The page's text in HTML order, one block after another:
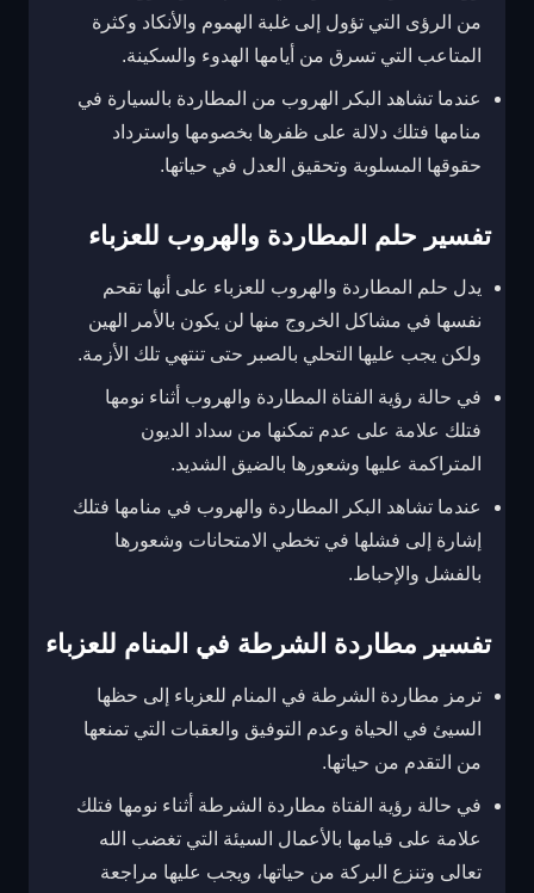
من الرؤى التي تؤول إلى غلبة الهموم والأنكاد وكثرة
المتاعب التي تسرق من أيامها الهدوء والسكينة.
عندما تشاهد البكر الهروب من المطاردة بالسيارة في
منامها فتلك دلالة على ظفرها بخصومها واسترداد
حقوقها المسلوبة وتحقيق العدل في حياتها.
تفسير حلم المطاردة والهروب للعزباء
يدل حلم المطاردة والهروب للعزباء على أنها تقحم
نفسها في مشاكل الخروج منها لن يكون بالأمر الهين
ولكن يجب عليها التحلي بالصبر حتى تنتهي تلك الأزمة.
في حالة رؤية الفتاة المطاردة والهروب أثناء نومها
فتلك علامة على عدم تمكنها من سداد الديون
المتراكمة عليها وشعورها بالضيق الشديد.
عندما تشاهد البكر المطاردة والهروب في منامها فتلك
إشارة إلى فشلها في تخطي الامتحانات وشعورها
بالفشل والإحباط.
تفسير مطاردة الشرطة في المنام للعزباء
ترمز مطاردة الشرطة في المنام للعزباء إلى حظها
السيئ في الحياة وعدم التوفيق والعقبات التي تمنعها
من التقدم من حياتها.
في حالة رؤية الفتاة مطاردة الشرطة أثناء نومها فتلك
علامة على قيامها بالأعمال السيئة التي تغضب الله
تعالى وتنزع البركة من حياتها، ويجب عليها مراجعة